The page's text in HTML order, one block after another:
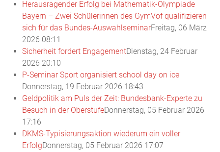
Herausragender Erfolg bei Mathematik-Olympiade
Bayern – Zwei Schülerinnen des GymVof qualifizieren
sich für das Bundes-AuswahlseminarFreitag, 06 März
2026 08:11
Sicherheit fordert EngagementDienstag, 24 Februar
2026 20:10
P-Seminar Sport organisiert school day on ice
Donnerstag, 19 Februar 2026 18:43
Geldpolitik am Puls der Zeit: Bundesbank-Experte zu
Besuch in der OberstufeDonnerstag, 05 Februar 2026
17:16
DKMS-Typisierungsaktion wiederum ein voller
ErfolgDonnerstag, 05 Februar 2026 17:07